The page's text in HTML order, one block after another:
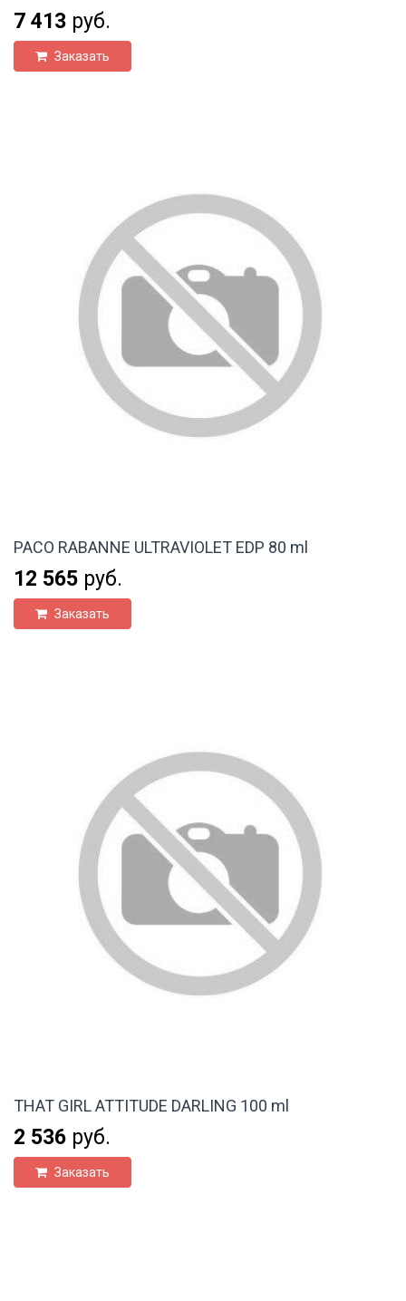
7 413 руб.
Заказать
PACO RABANNE ULTRAVIOLET EDP 80 ml
12 565 руб.
Заказать
THAT GIRL ATTITUDE DARLING 100 ml
2 536 руб.
Заказать